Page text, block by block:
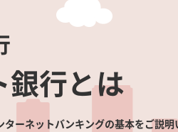
銀行とは
ーネットバンキングの基本をご説明